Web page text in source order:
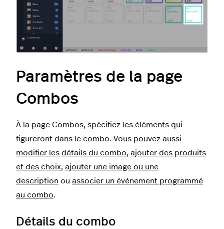
Paramètres de la page
Combos
À la page Combos, spécifiez les éléments qui
figureront dans le combo. Vous pouvez aussi
modifier les détails du combo, ajouter des produits
et des choix, ajouter une image ou une
description ou associer un événement programmé
au combo.
Détails du combo